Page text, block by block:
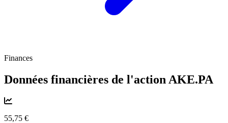
Finances
Données financières de l'action AKE.PA
55,75 €